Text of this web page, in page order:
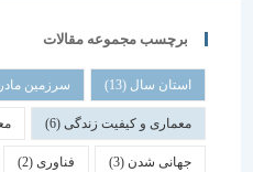
برچسب مجموعه مقالات
استان سال(13) سرزمین مادری(10)
معماری و کیفیت زندگی(6) معماران
جهانی شدن(3) فناوری (2)